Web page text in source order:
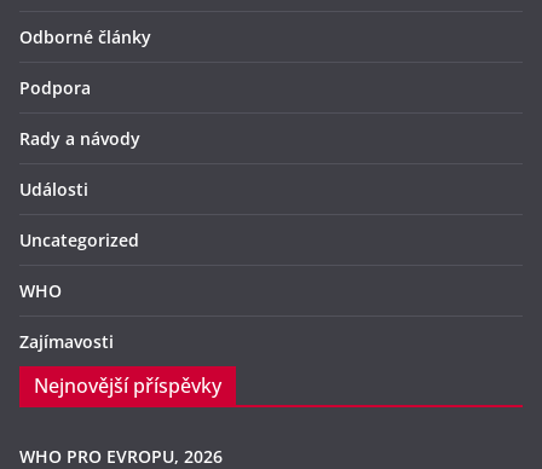
Odborné články
Podpora
Rady a návody
Události
Uncategorized
WHO
Zajímavosti
Nejnovější příspěvky
WHO PRO EVROPU, 2026